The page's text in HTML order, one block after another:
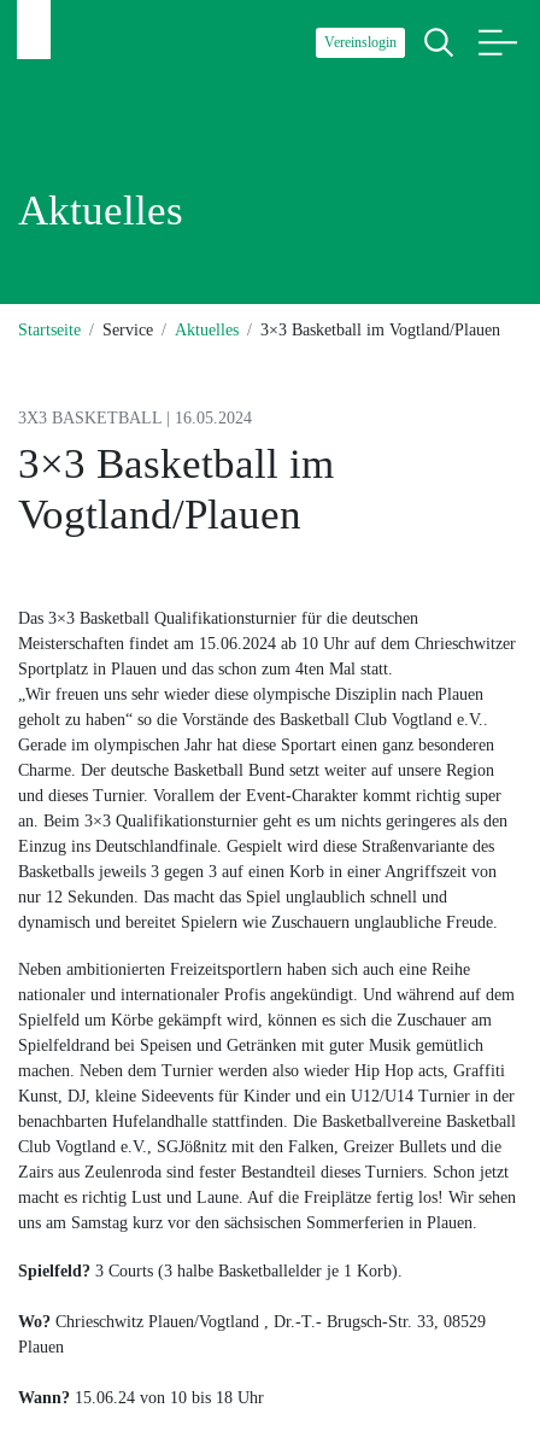
Vereinslogin
Aktuelles
Startseite Service Aktuelles 3×3 Basketball im Vogtland/Plauen
3X3 BASKETBALL | 16.05.2024
3×3 Basketball im
Vogtland/Plauen
Das 3×3 Basketball Qualifikationsturnier für die deutschen
Meisterschaften findet am 15.06.2024 ab 10 Uhr auf dem Chrieschwitzer
Sportplatz in Plauen und das schon zum 4ten Mal statt.
„Wir freuen uns sehr wieder diese olympische Disziplin nach Plauen
geholt zu haben“ so die Vorstände des Basketball Club Vogtland e.V..
Gerade im olympischen Jahr hat diese Sportart einen ganz besonderen
Charme. Der deutsche Basketball Bund setzt weiter auf unsere Region
und dieses Turnier. Vorallem der Event-Charakter kommt richtig super
an. Beim 3×3 Qualifikationsturnier geht es um nichts geringeres als den
Einzug ins Deutschlandfinale. Gespielt wird diese Straßenvariante des
Basketballs jeweils 3 gegen 3 auf einen Korb in einer Angriffszeit von
nur 12 Sekunden. Das macht das Spiel unglaublich schnell und
dynamisch und bereitet Spielern wie Zuschauern unglaubliche Freude.
Neben ambitionierten Freizeitsportlern haben sich auch eine Reihe
nationaler und internationaler Profis angekündigt. Und während auf dem
Spielfeld um Körbe gekämpft wird, können es sich die Zuschauer am
Spielfeldrand bei Speisen und Getränken mit guter Musik gemütlich
machen. Neben dem Turnier werden also wieder Hip Hop acts, Graffiti
Kunst, DJ, kleine Sideevents für Kinder und ein U12/U14 Turnier in der
benachbarten Hufelandhalle stattfinden. Die Basketballvereine Basketball
Club Vogtland e.V., SGJößnitz mit den Falken, Greizer Bullets und die
Zairs aus Zeulenroda sind fester Bestandteil dieses Turniers. Schon jetzt
macht es richtig Lust und Laune. Auf die Freiplätze fertig los! Wir sehen
uns am Samstag kurz vor den sächsischen Sommerferien in Plauen.
Spielfeld? 3 Courts (3 halbe Basketballelder je 1 Korb).
Wo? Chrieschwitz Plauen/Vogtland , Dr.-T.- Brugsch-Str. 33, 08529
Plauen
Wann? 15.06.24 von 10 bis 18 Uhr